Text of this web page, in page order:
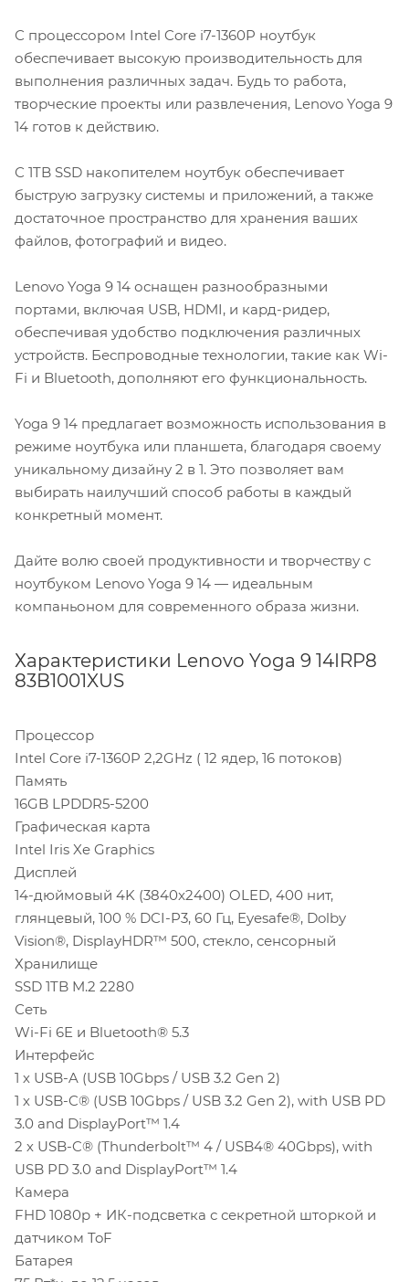
С процессором Intel Core i7-1360P ноутбук
обеспечивает высокую производительность для
выполнения различных задач. Будь то работа,
творческие проекты или развлечения, Lenovo Yoga 9
14 готов к действию.
С 1TB SSD накопителем ноутбук обеспечивает
быструю загрузку системы и приложений, а также
достаточное пространство для хранения ваших
файлов, фотографий и видео.
Lenovo Yoga 9 14 оснащен разнообразными
портами, включая USB, HDMI, и кард-ридер,
обеспечивая удобство подключения различных
устройств. Беспроводные технологии, такие как Wi-
Fi и Bluetooth, дополняют его функциональность.
Yoga 9 14 предлагает возможность использования в
режиме ноутбука или планшета, благодаря своему
уникальному дизайну 2 в 1. Это позволяет вам
выбирать наилучший способ работы в каждый
конкретный момент.
Дайте волю своей продуктивности и творчеству с
ноутбуком Lenovo Yoga 9 14 — идеальным
компаньоном для современного образа жизни.
Характеристики Lenovo Yoga 9 14IRP8
83B1001XUS
Процессор
Intel Core i7-1360P 2,2GHz ( 12 ядер, 16 потоков)
Память
16GB LPDDR5-5200
Графическая карта
Intel Iris Xe Graphics
Дисплей
14-дюймовый 4K (3840x2400) OLED, 400 нит,
глянцевый, 100 % DCI-P3, 60 Гц, Eyesafe®, Dolby
Vision®, DisplayHDR™ 500, стекло, сенсорный
Хранилище
SSD 1TB M.2 2280
Сеть
Wi-Fi 6E и Bluetooth® 5.3
Интерфейс
1 х USB-A (USB 10Gbps / USB 3.2 Gen 2)
1 х USB-C® (USB 10Gbps / USB 3.2 Gen 2), with USB PD
3.0 and DisplayPort™ 1.4
2 х USB-C® (Thunderbolt™ 4 / USB4® 40Gbps), with
USB PD 3.0 and DisplayPort™ 1.4
Камера
FHD 1080p + ИК-подсветка с секретной шторкой и
датчиком ToF
Батарея